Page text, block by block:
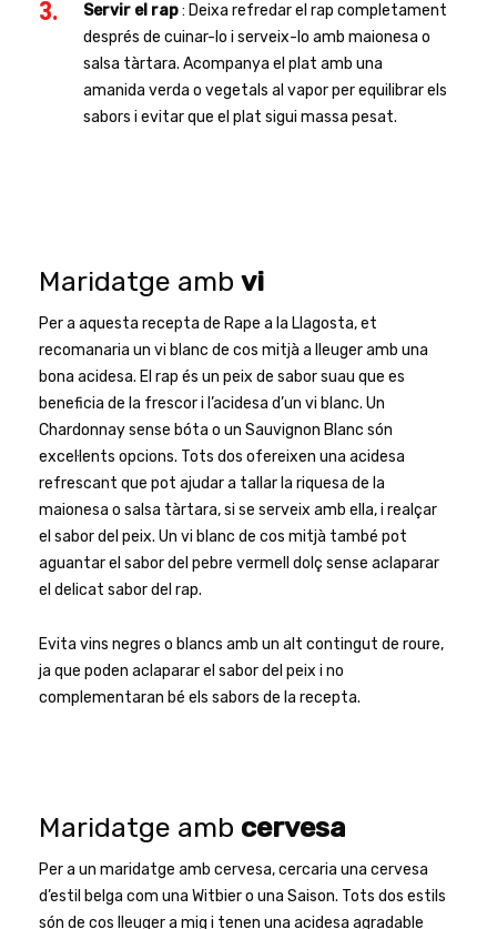
Servir el rap: Deixa refredar el rap completament
després de cuinar-lo i serveix-lo amb maionesa o
salsa tàrtara. Acompanya el plat amb una
amanida verda o vegetals al vapor per equilibrar els
sabors i evitar que el plat sigui massa pesat.
Maridatge amb vi
Per a aquesta recepta de Rape a la Llagosta, et
recomanaria un vi blanc de cos mitjà a lleuger amb una
bona acidesa. El rap és un peix de sabor suau que es
beneficia de la frescor i l’acidesa d’un vi blanc. Un
Chardonnay sense bóta o un Sauvignon Blanc són
excel·lents opcions. Tots dos ofereixen una acidesa
refrescant que pot ajudar a tallar la riquesa de la
maionesa o salsa tàrtara, si se serveix amb ella, i realçar
el sabor del peix. Un vi blanc de cos mitjà també pot
aguantar el sabor del pebre vermell dolç sense aclaparar
el delicat sabor del rap.
Evita vins negres o blancs amb un alt contingut de roure,
ja que poden aclaparar el sabor del peix i no
complementaran bé els sabors de la recepta.
Maridatge amb cervesa
Per a un maridatge amb cervesa, cercaria una cervesa
d’estil belga com una Witbier o una Saison. Tots dos estils
són de cos lleuger a mig i tenen una acidesa agradable